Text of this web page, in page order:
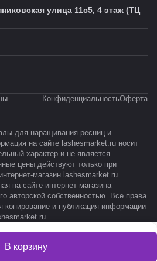
В корзину
улица 11с5, 4 этаж (ТЦ
КонфиденциальностьОферта
для наращивания ресниц и
на сайте lashesmarket.ru носит
характер и не является
цены действуют только при
магазин lashesmarket.ru.
на сайте интернет-магазина
авторской собственностью. Все права
и публикация информации